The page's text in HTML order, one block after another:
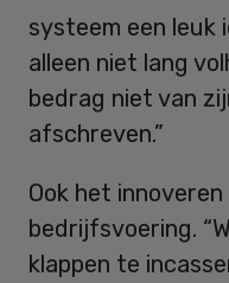
systeem een leuk
alleen niet lang
bedrag niet van
afschreven.”
Ook het
bedrijfsvoering.
klappen te